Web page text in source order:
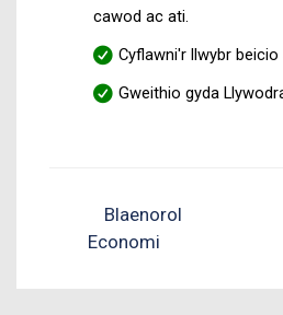
cawod ac ati.
Cyflawni'r llwybr
Gweithio gyda
Blaenorol
Economi